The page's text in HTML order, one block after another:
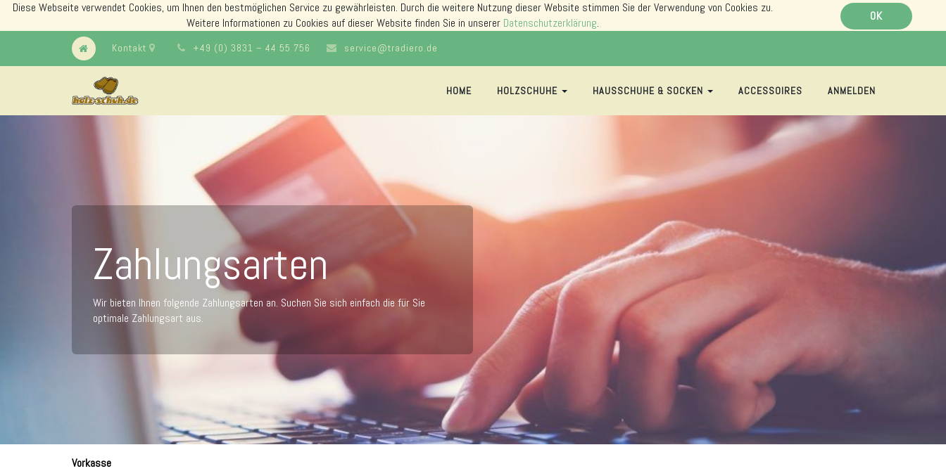
Diese Webseite verwendet Cookies, um Ihnen den bestmöglichen Service zu gewährleisten. Durch die weitere Nutzung dieser Website stimmen Sie der Verwendung von Cookies zu.
Weitere Informationen zu Cookies auf dieser Website finden Sie in unserer Datenschutzerklärung. OK
Kontakt +49 (0) 3831 – 44 55 756 service@tradiero.de
HOME HOLZSCHUHE HAUSSCHUHE & SOCKEN ACCESSOIRES ANMELDEN
Zahlungsarten
Wir bieten Ihnen folgende Zahlungsarten an. Suchen Sie sich einfach die für Sie
optimale Zahlungsart aus.
Vorkasse